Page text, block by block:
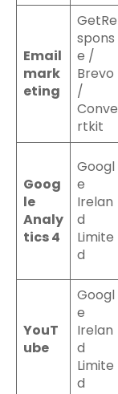
Email
mark
eting
GetRe
spons
e /
Brevo
/
Conve
rtkit
Goog
le
Analy
tics 4
Googl
e
Irelan
d
Limite
d
YouT
ube
Googl
e
Irelan
d
Limite
d